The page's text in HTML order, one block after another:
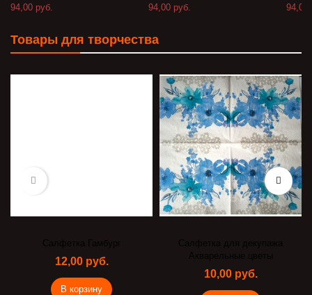
94,00 руб. 94,00 руб. 94,00
Товары для творчества
Салфетка Гамбург
12,00 руб.
В корзину
Салфетка для декупажа
Акварельные цветы
10,00 руб.